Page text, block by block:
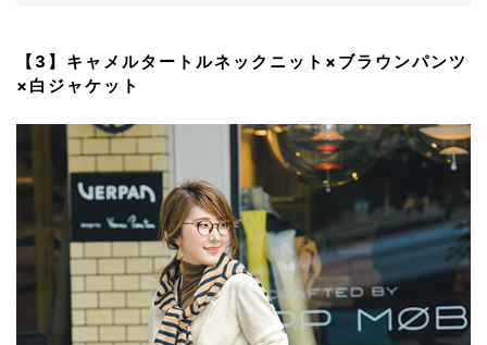
【3】キャメルタートルネックニット×ブラウンパンツ
×白ジャケット